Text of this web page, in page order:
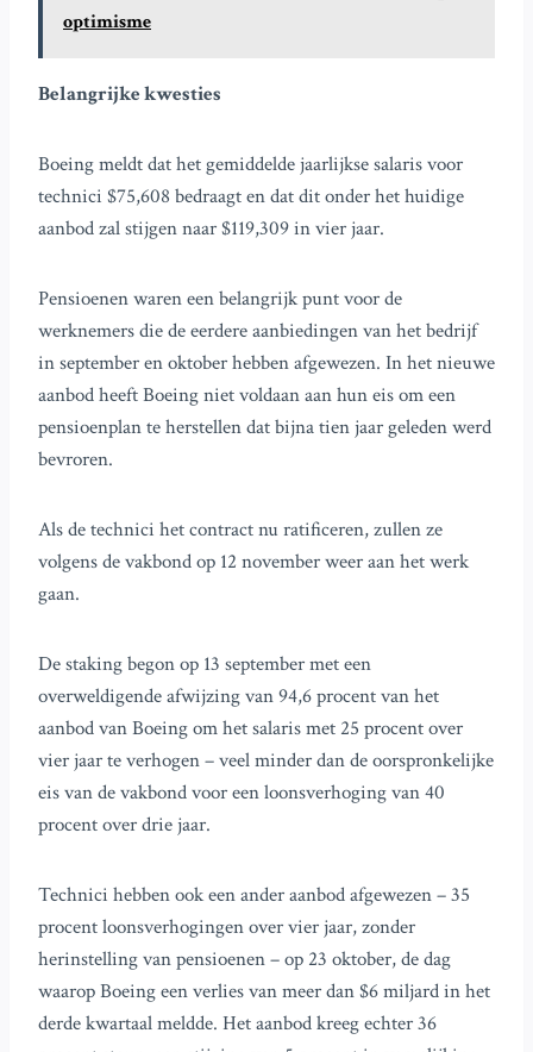
optimisme
Belangrijke kwesties
Boeing meldt dat het gemiddelde jaarlijkse salaris voor
technici $75,608 bedraagt en dat dit onder het huidige
aanbod zal stijgen naar $119,309 in vier jaar.
Pensioenen waren een belangrijk punt voor de
werknemers die de eerdere aanbiedingen van het bedrijf
in september en oktober hebben afgewezen. In het nieuwe
aanbod heeft Boeing niet voldaan aan hun eis om een
pensioenplan te herstellen dat bijna tien jaar geleden werd
bevroren.
Als de technici het contract nu ratificeren, zullen ze
volgens de vakbond op 12 november weer aan het werk
gaan.
De staking begon op 13 september met een
overweldigende afwijzing van 94,6 procent van het
aanbod van Boeing om het salaris met 25 procent over
vier jaar te verhogen – veel minder dan de oorspronkelijke
eis van de vakbond voor een loonsverhoging van 40
procent over drie jaar.
Technici hebben ook een ander aanbod afgewezen – 35
procent loonsverhogingen over vier jaar, zonder
herinstelling van pensioenen – op 23 oktober, de dag
waarop Boeing een verlies van meer dan $6 miljard in het
derde kwartaal meldde. Het aanbod kreeg echter 36